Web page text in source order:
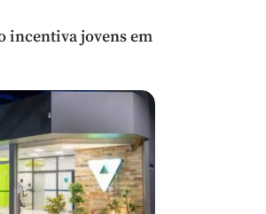
incentiva jovens em